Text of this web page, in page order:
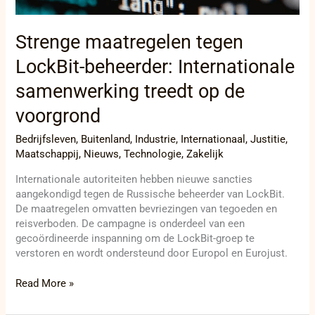
Strenge maatregelen tegen
LockBit-beheerder: Internationale
samenwerking treedt op de
voorgrond
Bedrijfsleven, Buitenland, Industrie, Internationaal,Justitie,
Maatschappij, Nieuws,Technologie,Zakelijk
Internationale autoriteiten hebben nieuwe sancties
aangekondigd tegen de Russische beheerder van LockBit.
De maatregelen omvatten bevriezingen van tegoeden en
reisverboden. De campagne is onderdeel van een
gecoördineerde inspanning om de LockBit-groep te
verstoren en wordt ondersteund door Europol en Eurojust.
Read More »